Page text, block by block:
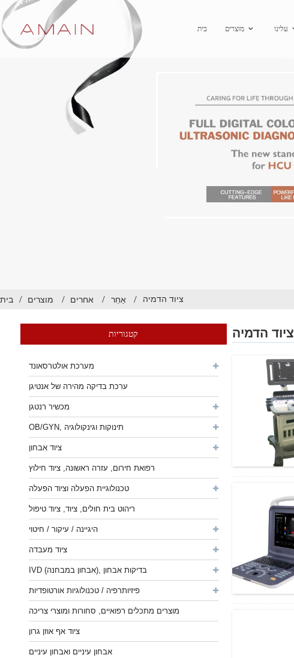
בית מוצרים עלינו
בית מוצרים אחרים אַחֵר ציוד הדמיה
קטגוריות
מערכת אולטרסאונד
ערכת בדיקה מהירה של אנטיגן
מכשיר רנטגן
OB/GYN, תינוקות וגינקולוגיה
ציוד אבחון
רפואת חירום, עזרה ראשונה, ציוד חילוץ
טכנולוגיית הפעלה וציוד הפעלה
ריהוט בית חולים, ציוד, ציוד טיפול
היגיינה / עיקור / חיטוי
ציוד מעבדה
IVD (אבחון במבחנה), בדיקות אבחון
פיזיותרפיה / טכנולוגיות אורטופדיות
מוצרים מתכלים רפואיים, סחורות ומוצרי צריכה
ציוד אף אוזן גרון
אבחון עיניים ואבחון עיניים
ציוד הדמיה